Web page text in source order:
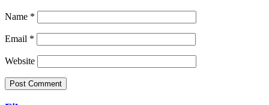
Email *
Website
Film